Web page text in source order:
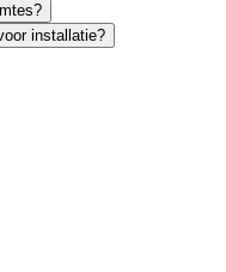
installatie?